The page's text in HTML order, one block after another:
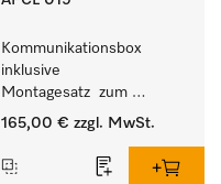
Kommunikationsbox
inklusive
Montagesatz  zum
Verbindungsaufbau von
mit externen Systemen.
165,00 € zzgl. MwSt.